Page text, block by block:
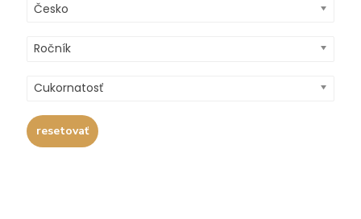
Česko
Ročník
Cukornatosť
resetovať